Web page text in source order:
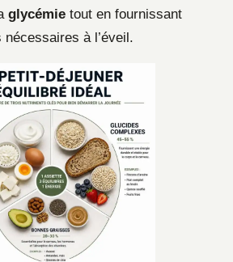
glycémie tout en fournissant
à l’éveil.